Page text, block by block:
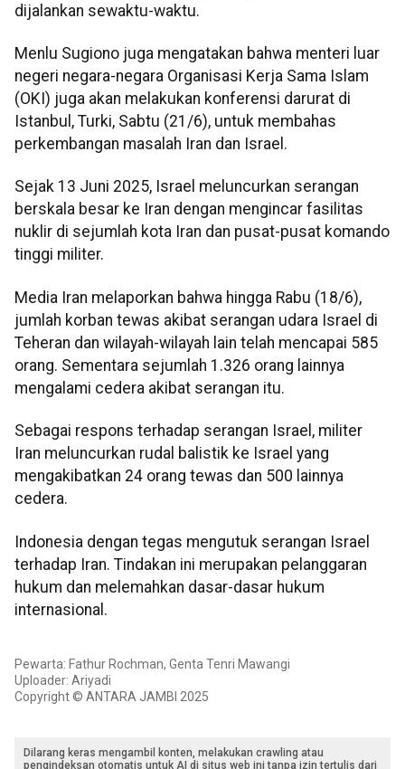
dijalankan sewaktu-waktu.
Menlu Sugiono juga mengatakan bahwa menteri luar
negeri negara-negara Organisasi Kerja Sama Islam
(OKI) juga akan melakukan konferensi darurat di
Istanbul, Turki, Sabtu (21/6), untuk membahas
perkembangan masalah Iran dan Israel.
Sejak 13 Juni 2025, Israel meluncurkan serangan
berskala besar ke Iran dengan mengincar fasilitas
nuklir di sejumlah kota Iran dan pusat-pusat komando
tinggi militer.
Media Iran melaporkan bahwa hingga Rabu (18/6),
jumlah korban tewas akibat serangan udara Israel di
Teheran dan wilayah-wilayah lain telah mencapai 585
orang. Sementara sejumlah 1.326 orang lainnya
mengalami cedera akibat serangan itu.
Sebagai respons terhadap serangan Israel, militer
Iran meluncurkan rudal balistik ke Israel yang
mengakibatkan 24 orang tewas dan 500 lainnya
cedera.
Indonesia dengan tegas mengutuk serangan Israel
terhadap Iran. Tindakan ini merupakan pelanggaran
hukum dan melemahkan dasar-dasar hukum
internasional.
Pewarta: Fathur Rochman, Genta Tenri Mawangi
Uploader: Ariyadi
Copyright © ANTARA JAMBI 2025
Dilarang keras mengambil konten, melakukan crawling atau
pengindeksan otomatis untuk AI di situs web ini tanpa izin tertulis dari